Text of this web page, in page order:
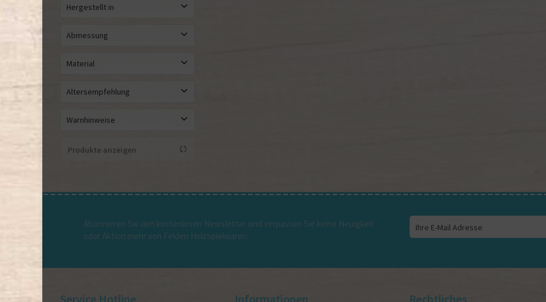
WoodHeroes
Hergestellt in
Abmessung
Kartongröße: ca. 23 x 16,5 x 4,8 cm / Montiertes Katapult: ca. 12,5 x 6,7 x 7,5 cm
Material
Buchenholz
Altersempfehlung
Spielen:ab 6 Jahr / Montage ohne Hilfe: ab 12 Jahre
Warnhinweise
- Nicht für Kinder unter 36 Monaten geeignet. - Kleine Teile. Erstickungsgefahr.
Produkte anzeigen
Abonnieren Sie den kostenlosen Newsletter und verpassen Sie keine Neuigkeit
oder Aktion mehr von Felden Holzspielwaren.
Service Hotline Informationen Rechtliches